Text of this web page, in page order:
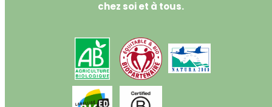
chez soi et à tous.